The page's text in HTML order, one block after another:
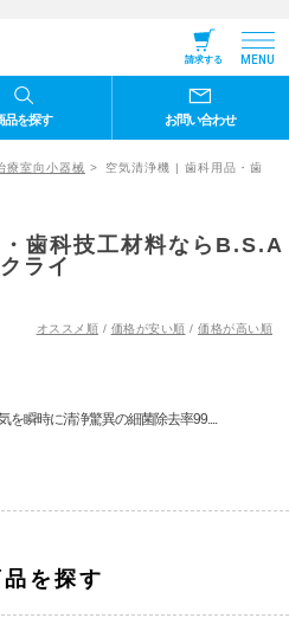
請求する MENU
品を探す お問い合わせ
療室向小器械
空気清浄機 | 歯科用品・歯
歯科技工材料ならB.S.A
ライ
オススメ順 / 価格が安い順 / 価格が高い順
を瞬時に清浄驚異の細菌除去率99....
を探す